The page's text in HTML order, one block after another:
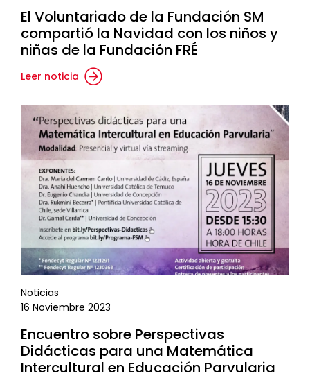
El Voluntariado de la Fundación SM
compartió la Navidad con los niños y
niñas de la Fundación FRÉ
Leer noticia
Noticias
16 Noviembre 2023
Encuentro sobre Perspectivas
Didácticas para una Matemática
Intercultural en Educación Parvularia